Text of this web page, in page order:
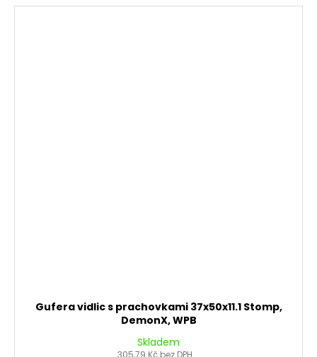
Gufera vidlic s prachovkami 37x50x11.1 Stomp,
DemonX, WPB
Skladem